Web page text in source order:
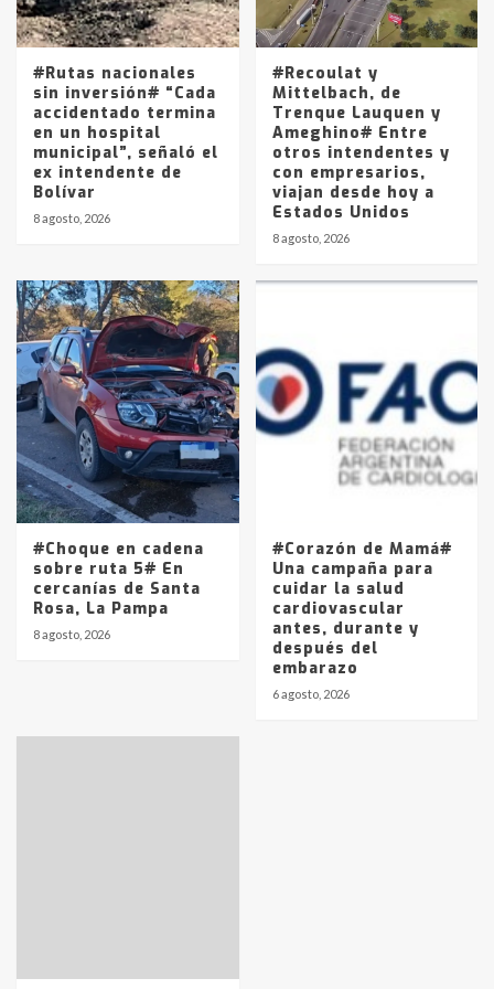
La Pampa, desde YPF hasta Axion
entre 857 a 1338 pesos
#Rutas nacionales
sin inversión# “Cada
accidentado termina
en un hospital
municipal”, señaló el
ex intendente de
Bolívar
8 agosto, 2026
#Recoulat y
Mittelbach, de
Trenque Lauquen y
Ameghino# Entre
otros intendentes y
con empresarios,
viajan desde hoy a
Estados Unidos
8 agosto, 2026
#Choque en cadena
sobre ruta 5# En
cercanías de Santa
Rosa, La Pampa
8 agosto, 2026
#Corazón de Mamá#
Una campaña para
cuidar la salud
cardiovascular
antes, durante y
después del
embarazo
6 agosto, 2026